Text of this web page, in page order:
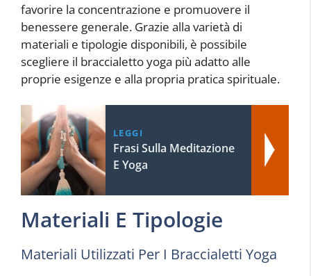
favorire la concentrazione e promuovere il
benessere generale. Grazie alla varietà di
materiali e tipologie disponibili, è possibile
scegliere il braccialetto yoga più adatto alle
proprie esigenze e alla propria pratica spirituale.
LEGGI
Frasi Sulla Meditazione
E Yoga
Materiali E Tipologie
Materiali Utilizzati Per I Braccialetti Yoga